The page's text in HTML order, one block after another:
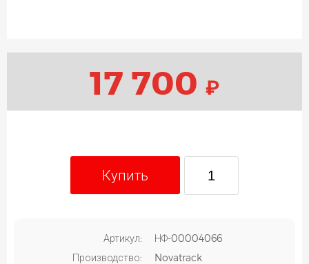
17 700 ₽
Купить
Артикул:
НФ-00004066
Производство:
Novatrack